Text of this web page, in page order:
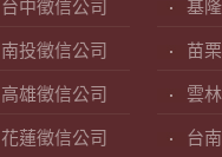
台中徵信公司
南投徵信公司
高雄徵信公司
花蓮徵信公司
基
苗
雲
台